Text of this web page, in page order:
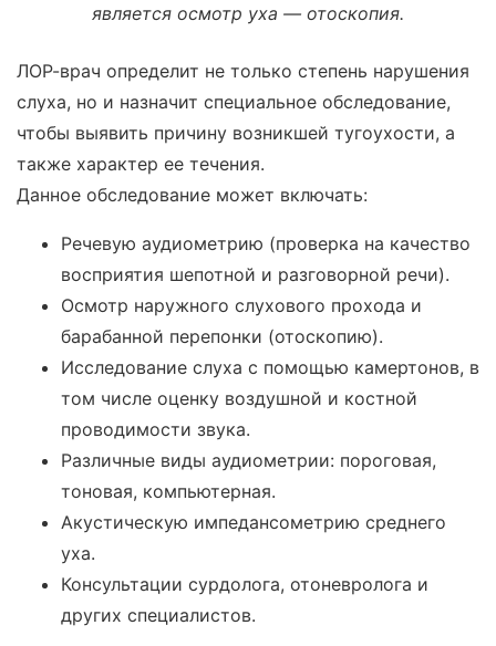
является осмотр уха — отоскопия.
ЛОР-врач определит не только степень нарушения
слуха, но и назначит специальное обследование,
чтобы выявить причину возникшей тугоухости, а
также характер ее течения.
Данное обследование может включать:
Речевую аудиометрию (проверка на качество
восприятия шепотной и разговорной речи).
Осмотр наружного слухового прохода и
барабанной перепонки (отоскопию).
Исследование слуха с помощью камертонов, в
том числе оценку воздушной и костной
проводимости звука.
Различные виды аудиометрии: пороговая,
тоновая, компьютерная.
Акустическую импедансометрию среднего
уха.
Консультации сурдолога, отоневролога и
других специалистов.